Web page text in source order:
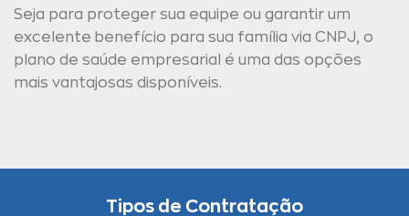
Seja para proteger sua equipe ou garantir um
excelente benefício para sua família via CNPJ, o
plano de saúde empresarial é uma das opções
mais vantajosas disponíveis.
Tipos de Contratação